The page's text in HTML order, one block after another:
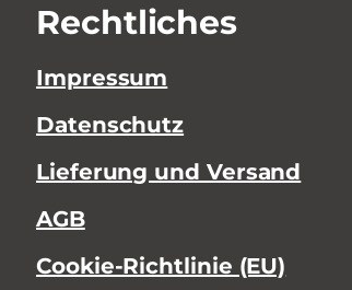
Rechtliches
Impressum
Datenschutz
Lieferung und Versand
AGB
Cookie-Richtlinie (EU)